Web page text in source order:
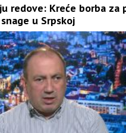
redove: Kreće borba za
u Srpskoj